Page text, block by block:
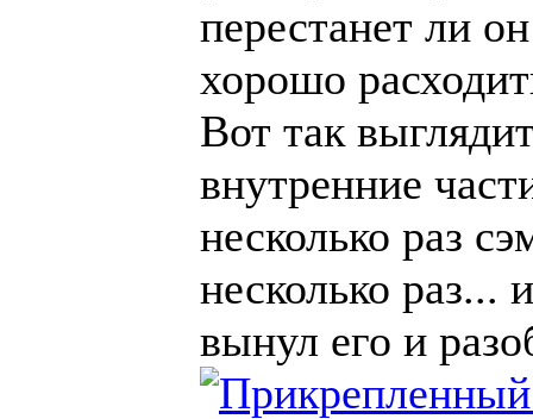
перестанет ли
хорошо
Вот так
внутренние
несколько раз
несколько
вынул его и